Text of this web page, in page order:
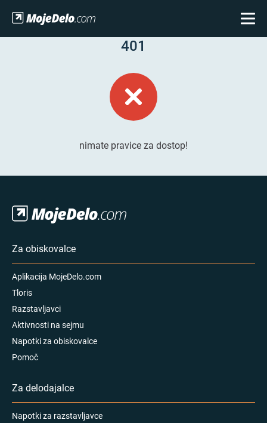
401
nimate pravice za dostop!
Za obiskovalce
Aplikacija MojeDelo.com
Tloris
Razstavljavci
Aktivnosti na sejmu
Napotki za obiskovalce
Pomoč
Za delodajalce
Napotki za razstavljavce